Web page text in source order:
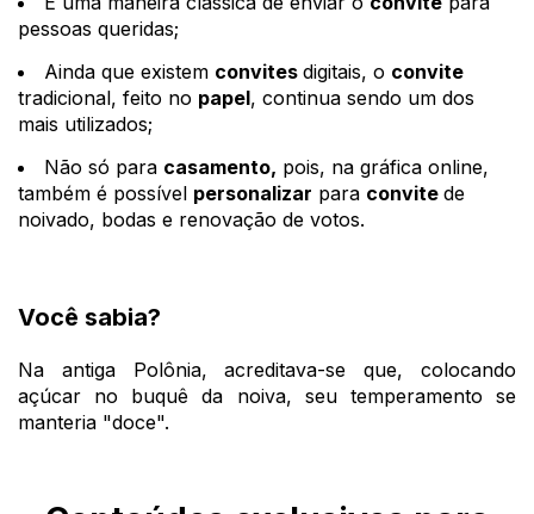
pessoas queridas;
Ainda que existem convites digitais, o convite
tradicional, feito no papel, continua sendo um dos
mais utilizados;
Não só para casamento, pois, na gráfica online,
também é possível personalizar para convite de
noivado, bodas e renovação de votos.
Você sabia?
Na antiga Polônia, acreditava-se que, colocando
açúcar no buquê da noiva, seu temperamento se
manteria "doce".